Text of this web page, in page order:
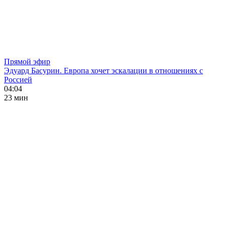
Прямой эфир
Эдуард Басурин. Европа хочет эскалации в отношениях с
Россией
04:04
23 мин